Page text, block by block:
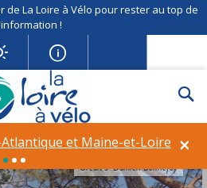
La Loire à Vélo pour rester au top de
!
×
et Maine-et-Loire
Crédit J-Damien Bonnefoy